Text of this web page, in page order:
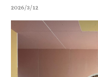
2026/3/12